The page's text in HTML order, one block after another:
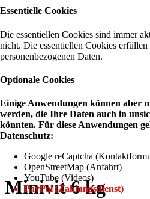
Minivit 6 kg
Essentielle Cookies
Die essentiellen Cookies sind immer
nicht. Die essentiellen Cookies
personenbezogenen Daten.
Optionale Cookies
Einige Anwendungen können aber
werden, die Ihre Daten auch in
könnten. Für diese Anwendungen
Datenschutz:
Google reCaptcha
OpenStreetMap (Anfahrt)
YouTube (Videos)
PayPal (Zahlungsdienst)